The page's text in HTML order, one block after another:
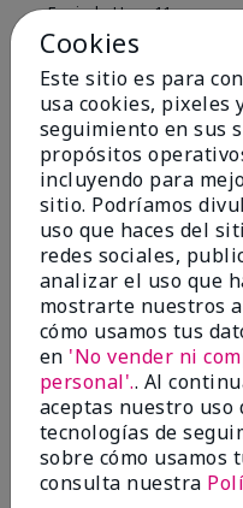
EnviadoHace 11 meses
porSean
de San Diego Ca.
Comprador
Evaluado en
marykay.com/en-us/
Comentarios sobre
Great product
Mostrar Traducción
ConclusiónSí,
¿Le ha
opinión?
11 1
Marcar esta opinión
Cookies
Este sitio es para
usa cookies, pixeles
seguimiento en sus
propósitos
incluyendo para
sitio. Podríamos
uso que haces del
redes sociales,
analizar el uso que
mostrarte nuestros
cómo usamos tus
en 'No vender ni
personal'.. Al
aceptas nuestro uso
tecnologías de
sobre cómo usamos
consulta nuestra